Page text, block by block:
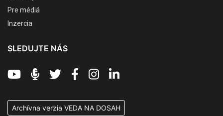
Pre médiá
Inzercia
SLEDUJTE NÁS
Archívna verzia VEDA NA DOSAH